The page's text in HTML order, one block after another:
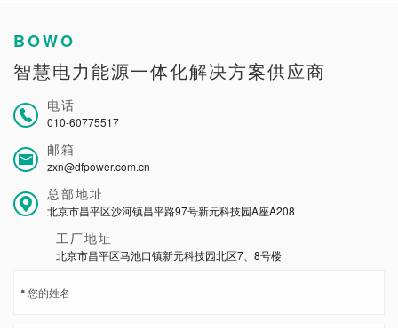
BOWO
智慧电力能源一体化解决方案供应商
电话
010-60775517
邮箱
zxn@dfpower.com.cn
总部地址
北京市昌平区沙河镇昌平路97号新元科技园A座A208
工厂地址
北京市昌平区马池口镇新元科技园北区7、8号楼